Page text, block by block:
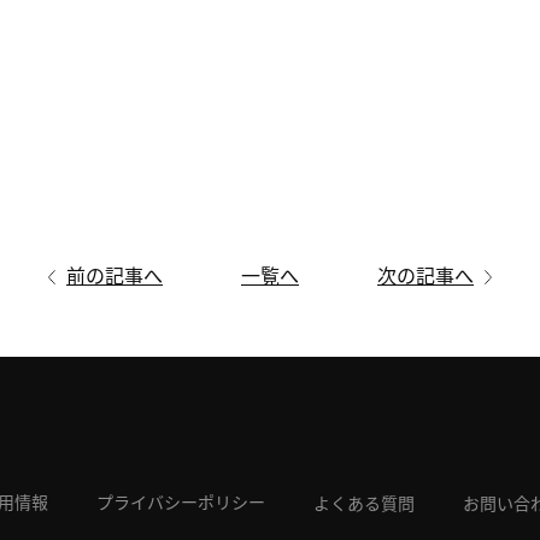
前の記事へ 一覧へ 次の記事へ
情報 プライバシーポリシー よくある質問 お問い合